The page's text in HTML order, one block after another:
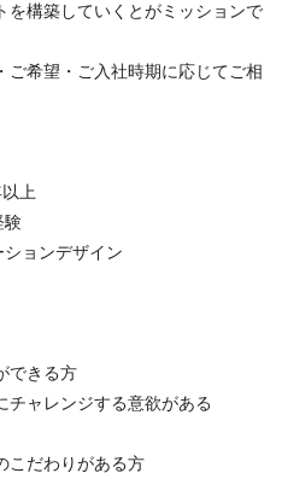
を構築していくとがミッションで
ご希望・ご入社時期に応じてご相
上
験
ションデザイン
できる方
チャレンジする意欲がある
こだわりがある方